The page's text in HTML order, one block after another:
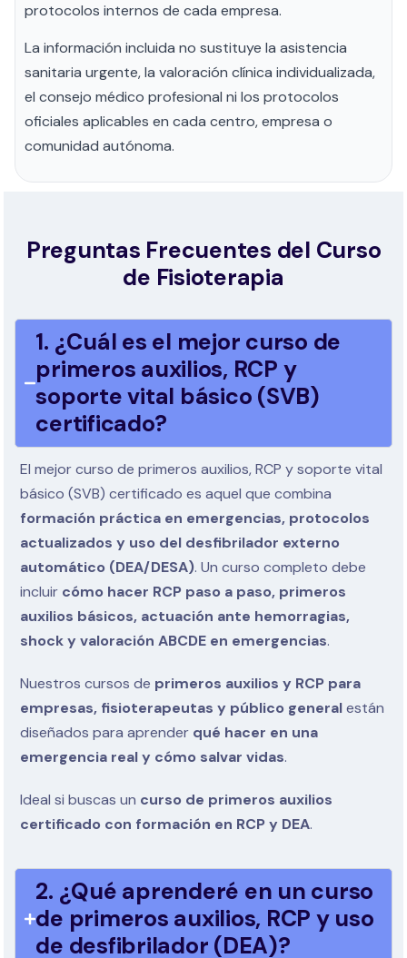
protocolos internos de cada empresa.
La información incluida no sustituye la asistencia
sanitaria urgente, la valoración clínica individualizada,
el consejo médico profesional ni los protocolos
oficiales aplicables en cada centro, empresa o
comunidad autónoma.
Preguntas Frecuentes del Curso
de Fisioterapia
1. ¿Cuál es el mejor curso de
primeros auxilios, RCP y
soporte vital básico (SVB)
certificado?
El mejor curso de primeros auxilios, RCP y soporte vital
básico (SVB) certificado es aquel que combina
formación práctica en emergencias, protocolos
actualizados y uso del desfibrilador externo
automático (DEA/DESA). Un curso completo debe
incluir cómo hacer RCP paso a paso, primeros
auxilios básicos, actuación ante hemorragias,
shock y valoración ABCDE en emergencias.
Nuestros cursos de primeros auxilios y RCP para
empresas, fisioterapeutas y público generalestán
diseñados para aprender qué hacer en una
emergencia real y cómo salvar vidas.
Ideal si buscas un curso de primeros auxilios
certificado con formación en RCP y DEA.
2. ¿Qué aprenderé en un curso
de primeros auxilios, RCP y uso
de desfibrilador (DEA)?